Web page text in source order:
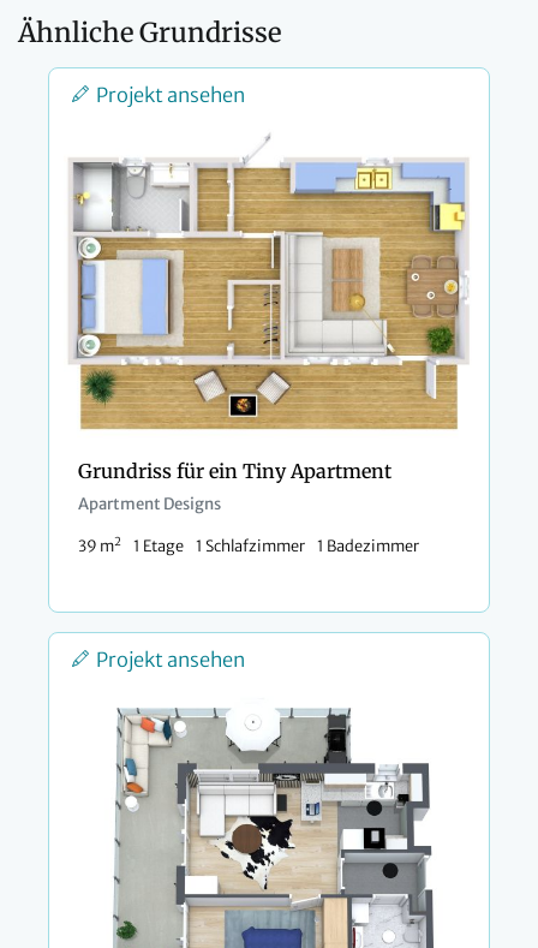
Ähnliche Grundrisse
Projekt ansehen
Grundriss für ein Tiny Apartment
Apartment Designs
39 m2 1 Etage 1 Schlafzimmer 1 Badezimmer
Projekt ansehen